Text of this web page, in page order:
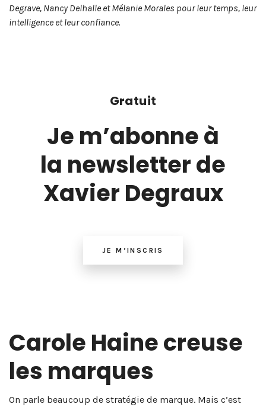
Degrave, Nancy Delhalle et Mélanie Morales pour leur temps, leur
intelligence et leur confiance.
Gratuit
Je m’abonne à
la newsletter de
Xavier Degraux
JE M’INSCRIS
Carole Haine creuse
les marques
On parle beaucoup de stratégie de marque. Mais c’est